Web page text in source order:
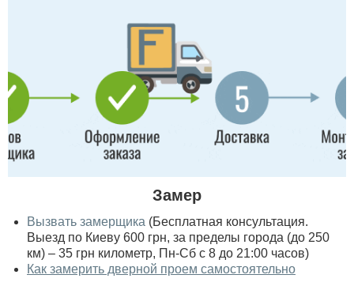
Замер
Вызвать замерщика (Бесплатная консультация.
Выезд по Киеву 600 грн, за пределы города (до 250
км) – 35 грн километр, Пн-Сб с 8 до 21:00 часов)
Как замерить дверной проем самостоятельно